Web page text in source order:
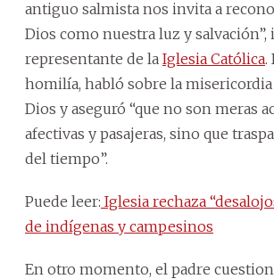
antiguo salmista nos invita a
Dios como nuestra luz y salvación”,
representante de la Iglesia Católica.
homilía, habló sobre la misericordia
Dios y aseguró “que no son meras
afectivas y pasajeras, sino que
del tiempo”.
Puede leer: Iglesia rechaza
de indígenas y campesinos
En otro momento, el padre